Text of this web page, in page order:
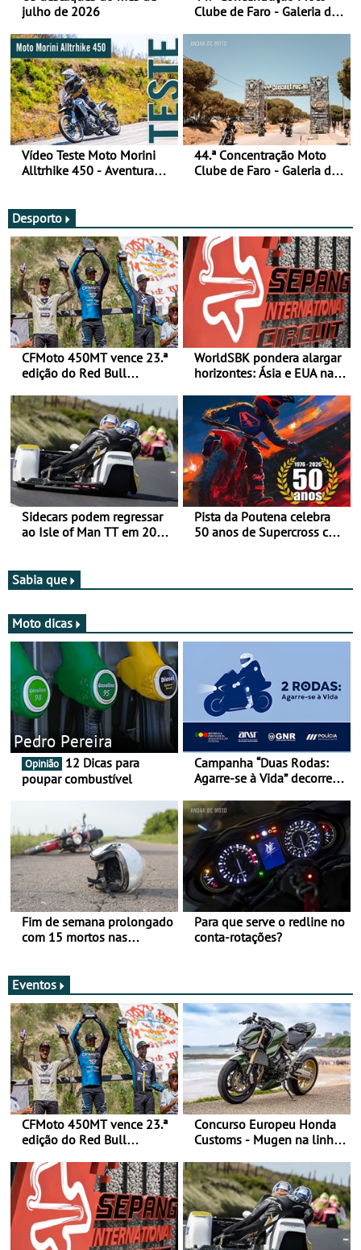
julho de 2026
Clube de Faro - Galeria de
Vídeo Teste Moto Morini
Alltrhike 450 - Aventura
44.ª Concentração Moto
Clube de Faro - Galeria de
Desporto
CFMoto 450MT vence 23.ª
edição do Red Bull
Categorias Adventure -
Vitória na Ultimate, Core e
Lite
WorldSBK pondera alargar
horizontes: Ásia e EUA na
Sidecars podem regressar
ao Isle of Man TT em 2027
Pista da Poutena celebra
50 anos de Supercross com
Sabia que
Moto dicas
Pedro Pereira
Opinião
poupar combustível
Campanha “Duas Rodas:
Agarre-se à Vida” decorre
Fim de semana prolongado
com 15 mortos nas
Para que serve o redline no
conta-rotações?
Eventos
CFMoto 450MT vence 23.ª
edição do Red Bull
Categorias Adventure -
Vitória na Ultimate, Core e
Lite
Concurso Europeu Honda
Customs - Mugen na linha
ganhar